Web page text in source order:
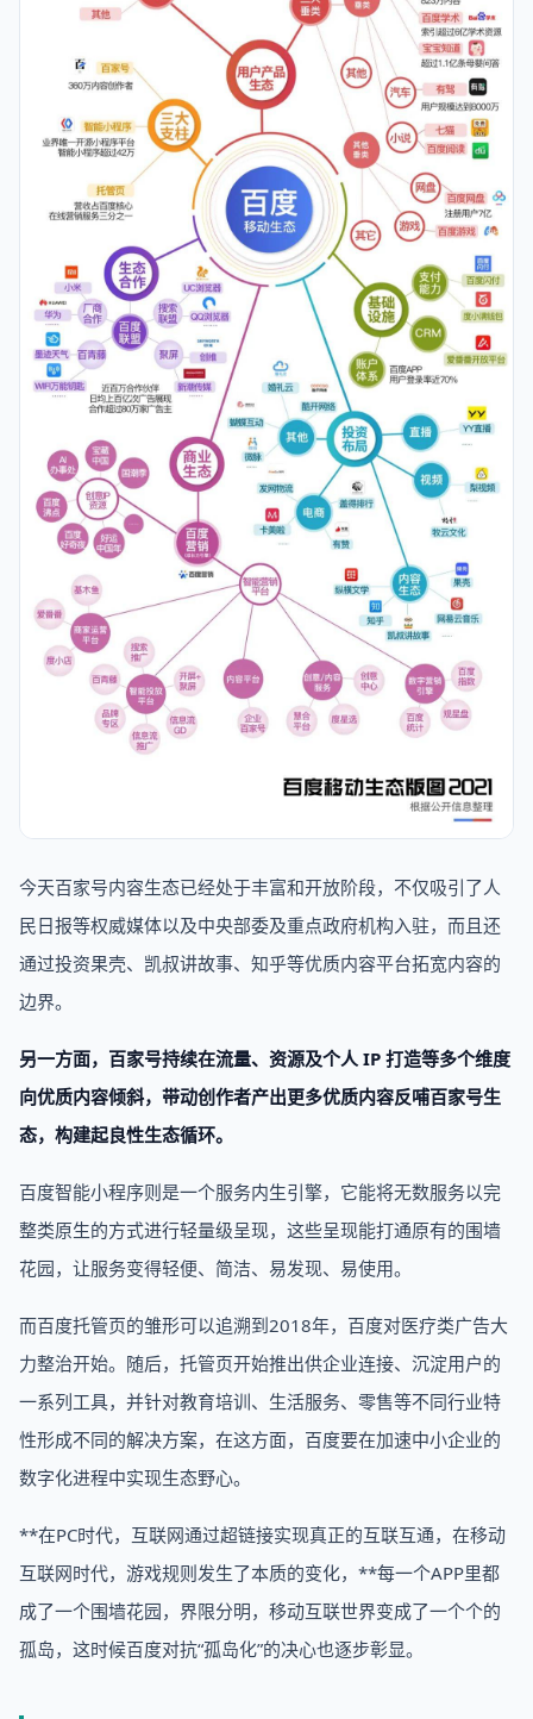
今天百家号内容生态已经处于丰富和开放阶段，不仅吸引了人
民日报等权威媒体以及中央部委及重点政府机构入驻，而且还
通过投资果壳、凯叔讲故事、知乎等优质内容平台拓宽内容的
边界。
另一方面，百家号持续在流量、资源及个人 IP 打造等多个维度
向优质内容倾斜，带动创作者产出更多优质内容反哺百家号生
态，构建起良性生态循环。
百度智能小程序则是一个服务内生引擎，它能将无数服务以完
整类原生的方式进行轻量级呈现，这些呈现能打通原有的围墙
花园，让服务变得轻便、简洁、易发现、易使用。
而百度托管页的雏形可以追溯到2018年，百度对医疗类广告大
力整治开始。随后，托管页开始推出供企业连接、沉淀用户的
一系列工具，并针对教育培训、生活服务、零售等不同行业特
性形成不同的解决方案，在这方面，百度要在加速中小企业的
数字化进程中实现生态野心。
**在PC时代，互联网通过超链接实现真正的互联互通，在移动
互联网时代，游戏规则发生了本质的变化，**每一个APP里都
成了一个围墙花园，界限分明，移动互联世界变成了一个个的
孤岛，这时候百度对抗“孤岛化”的决心也逐步彰显。